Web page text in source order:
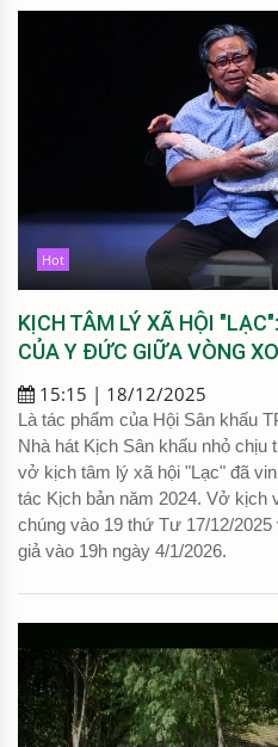
Hot
KỊCH TÂM LÝ XÃ HỘI
CỦA Y ĐỨC GIỮA VÒNG
15:15 | 18/12/2025
Là tác phẩm của Hội Sân khấu
Nhà hát Kịch Sân khấu nhỏ chịu
vở kịch tâm lý xã hội "Lạc" đã
tác Kịch bản năm 2024. Vở kịch
chúng vào 19 thứ Tư 17/12/
giả vào 19h ngày 4/1/2026.